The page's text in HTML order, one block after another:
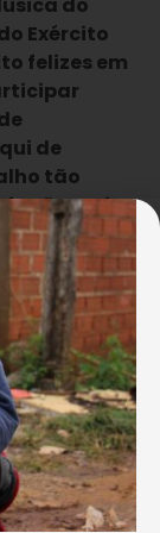
Exército
felizes em
de
tão
muito
anos de
SubTenente,
aniversário, a
da Banda de
do Exército